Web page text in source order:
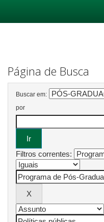
Página de Busca
Buscar em:
por
Filtros correntes: